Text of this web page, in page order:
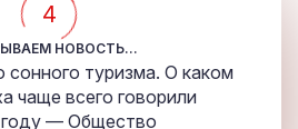
4
НОВОСТЬ...
сонного туризма. О каком
чаще всего говорили
году — Общество